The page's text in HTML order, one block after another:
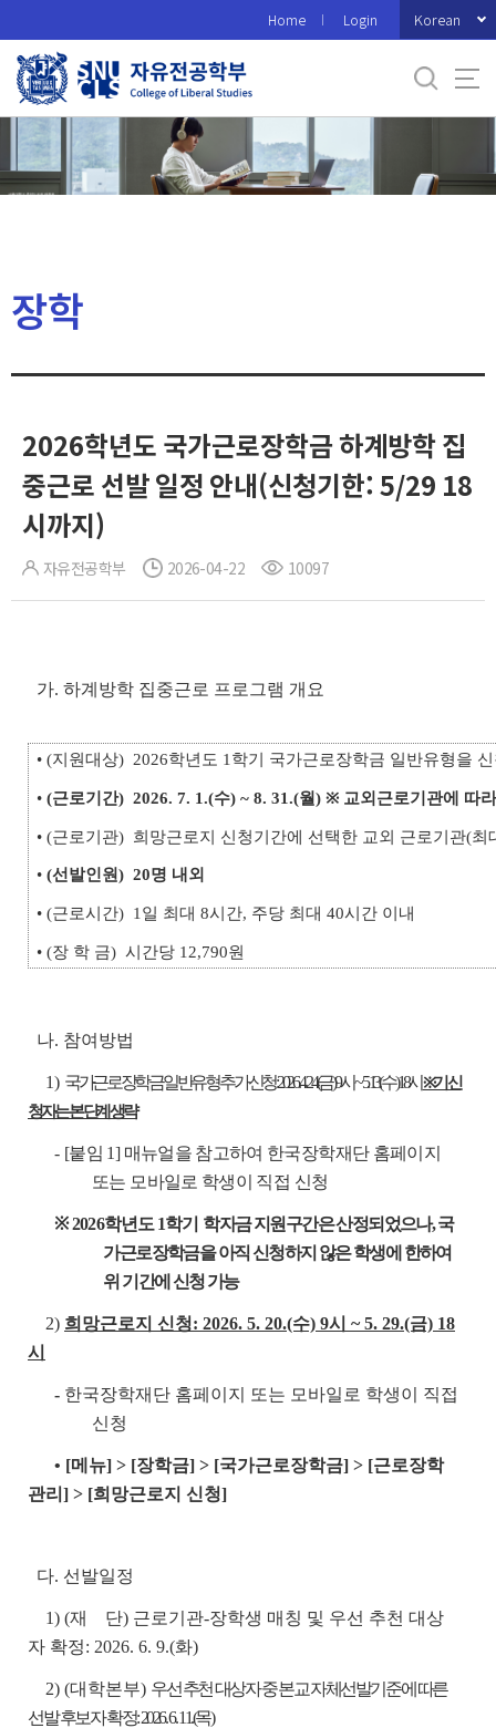
로
메
Home Login Korean
장학
2026학년도 국가근로장학금 하계방학 집
중근로 선발 일정 안내(신청기한: 5/29 18
시까지)
자유전공학부 2026-04-22 10097
가. 하계방학 집중근로 프로그램 개요
• (지원대상) 2026학년도 1학기 국가근로장학금 일반유형을
• (근로기간) 2026. 7. 1.(수) ~ 8. 31.(월) ※ 교외근로기관에 따
• (근로기관) 희망근로지 신청기간에 선택한 교외 근로기관(최
• (선발인원) 20명 내외
• (근로시간) 1일 최대 8시간, 주당 최대 40시간 이내
• (장 학 금) 시간당 12,790원
나. 참여방법
1) 국가근로장학금 일반유형 추가신청: 2026. 4. 24.(금) 9시 ~ 5. 13.(수) 18시 ※ 기 신
청자는 본 단계 생략
- [붙임 1] 매뉴얼을 참고하여 한국장학재단 홈페이지
또는 모바일로 학생이 직접 신청
※ 2026학년도 1학기 학자금 지원구간은 산정되었으나, 국
가근로장학금을 아직 신청하지 않은 학생에 한하여
위 기간에 신청 가능
2) 희망근로지 신청: 2026. 5. 20.(수) 9시 ~ 5. 29.(금) 18
시
- 한국장학재단 홈페이지 또는 모바일로 학생이 직접
신청
• [메뉴] > [장학금] > [국가근로장학금] > [근로장학
관리] > [희망근로지 신청]
다. 선발일정
1) (재 단) 근로기관-장학생 매칭 및 우선 추천 대상
자 확정: 2026. 6. 9.(화)
2) (대학본부) 우선 추천 대상자 중 본교 자체선발기준에 따른
선발 후보자 확정: 2026. 6. 11.(목)